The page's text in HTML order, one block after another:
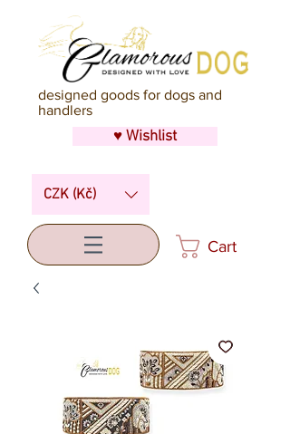
designed goods for dogs and
handlers
♥ Wishlist
CZK (Kč)
Cart